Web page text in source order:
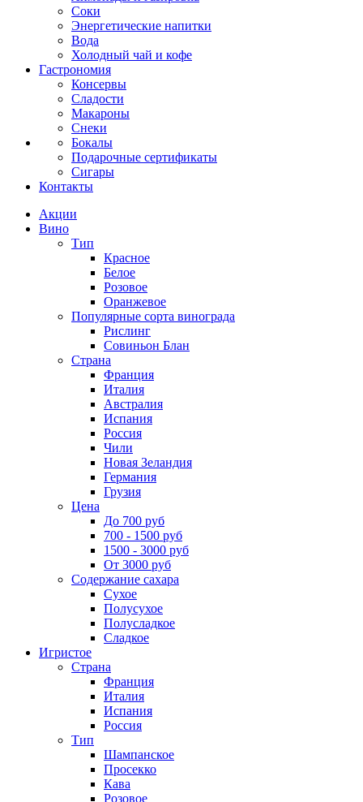
Соки
Энергетические напитки
Вода
Холодный чай и кофе
Гастрономия
Консервы
Сладости
Макароны
Снеки
Бокалы
Подарочные сертификаты
Сигары
Контакты
Акции
Вино
Тип
Красное
Белое
Розовое
Оранжевое
Популярные сорта винограда
Рислинг
Совиньон Блан
Страна
Франция
Италия
Австралия
Испания
Россия
Чили
Новая Зеландия
Германия
Грузия
Цена
До 700 руб
700 - 1500 руб
1500 - 3000 руб
От 3000 руб
Содержание сахара
Сухое
Полусухое
Полусладкое
Сладкое
Игристое
Страна
Франция
Италия
Испания
Россия
Тип
Шампанское
Просекко
Кава
Розовое